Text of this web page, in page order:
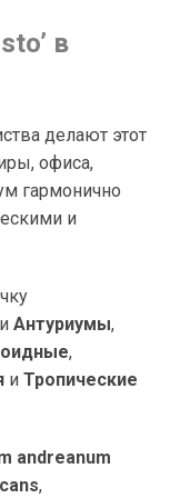
в
делают этот
офиса,
гармонично
и
Антуриумы,
,
и Тропические
andreanum
,